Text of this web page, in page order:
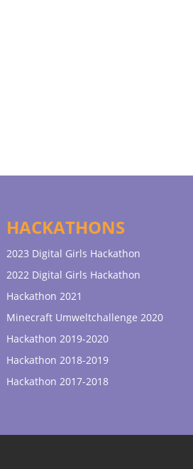
HACKATHONS
2023 Digital Girls Hackathon
2022 Digital Girls Hackathon
Hackathon 2021
Minecraft Umweltchallenge 2020
Hackathon 2019-2020
Hackathon 2018-2019
Hackathon 2017-2018